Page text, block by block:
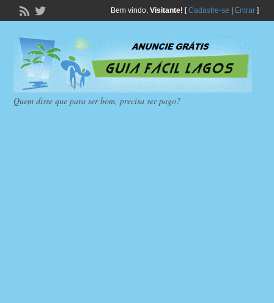
Bem vindo, Visitante! [Cadastre-se Entrar]
Quem disse que para ser bom, precisa ser pago?